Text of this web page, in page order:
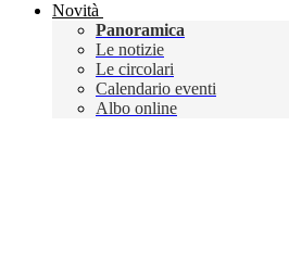
Novità
Panoramica
Le notizie
Le circolari
Calendario eventi
Albo online